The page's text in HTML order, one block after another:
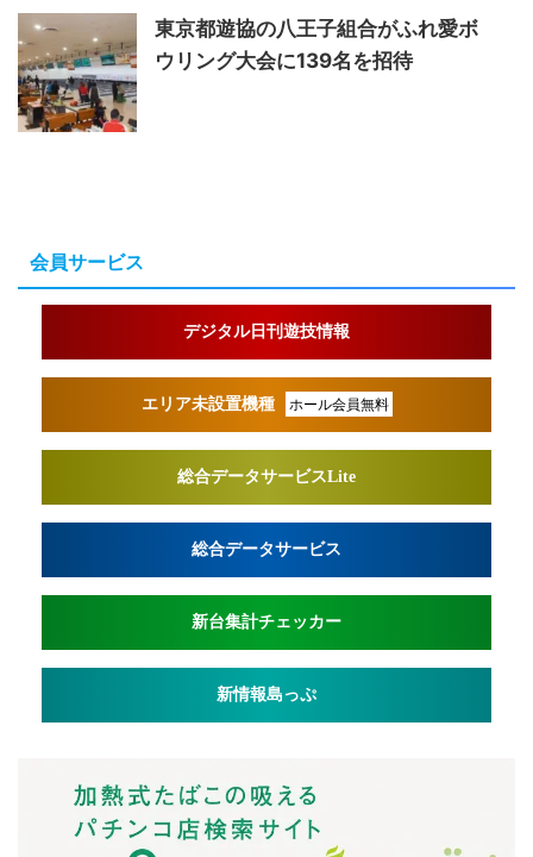
東京都遊協の八王子組合がふれ愛ボ
ウリング大会に139名を招待
会員サービス
デジタル日刊遊技情報
エリア未設置機種 ホール会員無料
総合データサービスLite
総合データサービス
新台集計チェッカー
新情報島っぷ